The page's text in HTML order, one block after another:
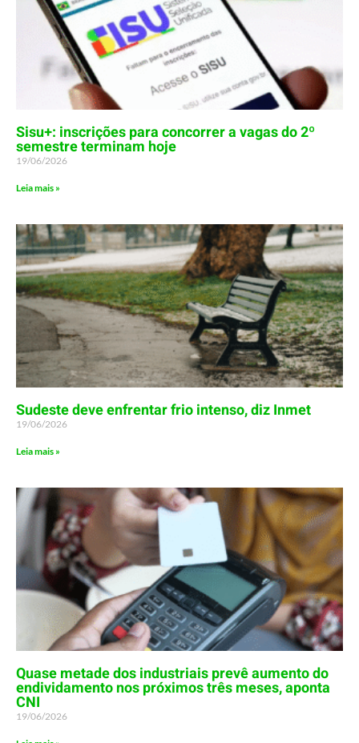
Sisu+: inscrições para concorrer a vagas do 2º
semestre terminam hoje
19/06/2026
Leia mais »
Sudeste deve enfrentar frio intenso, diz Inmet
19/06/2026
Leia mais »
Quase metade dos industriais prevê aumento do
endividamento nos próximos três meses, aponta
CNI
19/06/2026